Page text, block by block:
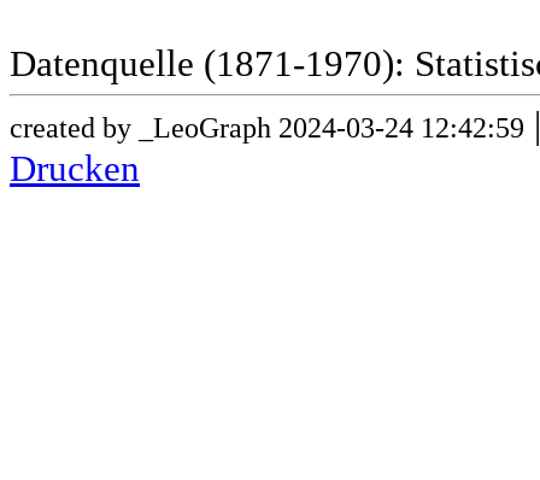
Datenquelle (1871-1970):
created by _LeoGraph 2024-03-24 12:42:59
Drucken